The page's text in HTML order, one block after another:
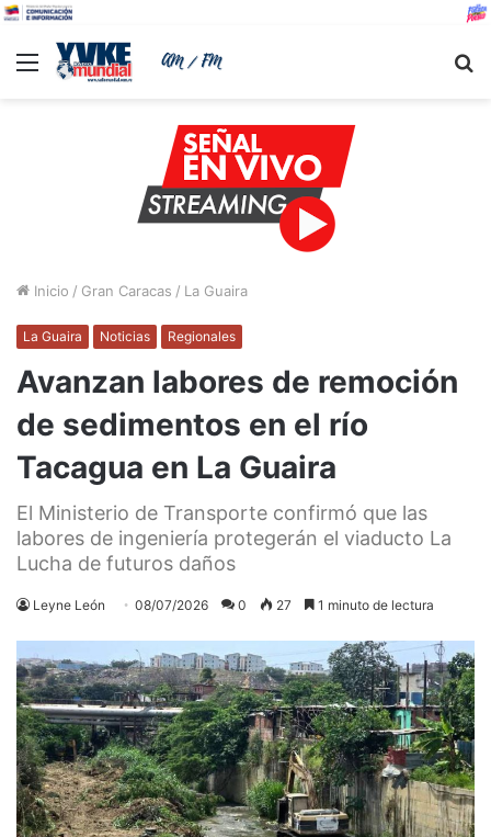
Menu
Inicio / Gran Caracas / La Guaira
La Guaira Noticias Regionales
Avanzan labores de remoción
de sedimentos en el río
Tacagua en La Guaira
El Ministerio de Transporte confirmó que las
labores de ingeniería protegerán el viaducto La
Lucha de futuros daños
Leyne León 08/07/2026 0 27 1 minuto de lectura